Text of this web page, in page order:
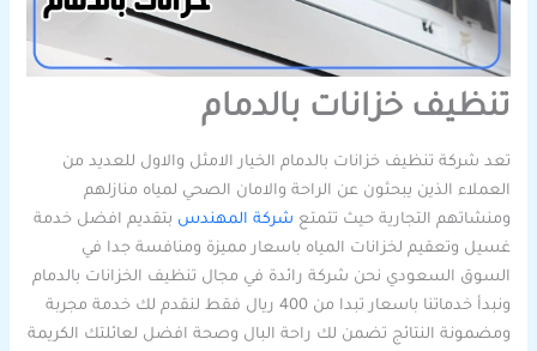
تنظيف خزانات بالدمام
تعد شركة تنظيف خزانات بالدمام الخيار الامثل والاول للعديد من
العملاء الذين يبحثون عن الراحة والامان الصحي لمياه منازلهم
ومنشاتهم التجارية حيث تتمتع شركة المهندس بتقديم افضل خدمة
غسيل وتعقيم لخزانات المياه باسعار مميزة ومنافسة جدا في
السوق السعودي نحن شركة رائدة في مجال تنظيف الخزانات بالدمام
ونبدأ خدماتنا باسعار تبدا من 400 ريال فقط لنقدم لك خدمة مجربة
ومضمونة النتائج تضمن لك راحة البال وصحة افضل لعائلتك الكريمة